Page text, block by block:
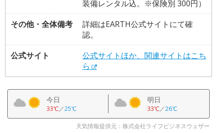
装備レンタル込。※保険別 300円）
その他・全体備考
詳細はEARTH公式サイトにて確
認。
公式サイト
公式サイトほか、関連サイトはこち
ら
今日
33℃／25℃
明日
33℃／26℃
天気情報提供元：株式会社ライフビジネスウェザー